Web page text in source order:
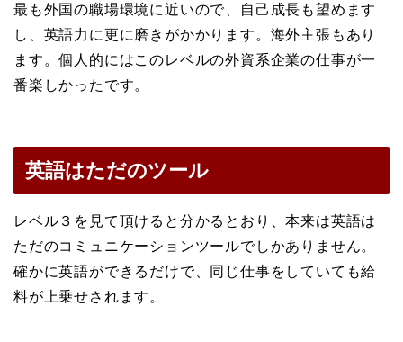
最も外国の職場環境に近いので、自己成長も望めます
し、英語力に更に磨きがかかります。海外主張もあり
ます。個人的にはこのレベルの外資系企業の仕事が一
番楽しかったです。
英語はただのツール
レベル３を見て頂けると分かるとおり、本来は英語は
ただのコミュニケーションツールでしかありません。
確かに英語ができるだけで、同じ仕事をしていても給
料が上乗せされます。